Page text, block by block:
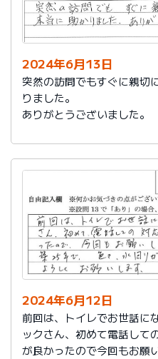
2024年6月13日
突然の訪問でもすぐに親切
りました。
ありがとうございました。
2024年6月12日
前回は、トイレでお世話に
ックさん、初めて電話して
が良かったので今回もお願